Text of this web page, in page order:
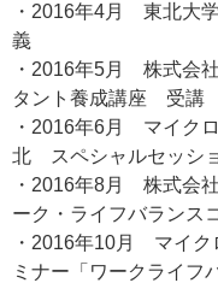
・2016年4月 東北大
義
・2016年5月 株式会
タント養成講座 受講
・2016年6月 マイク
北 スペシャルセッシ
・2016年8月 株式会
ーク・ライフバランス
・2016年10月 マイク
ミナー「ワークライフ